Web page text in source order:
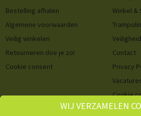
Bestelling afhalen
Algemene voorwaarden
Veilig winkelen
Retourneren doe je zo!
Cookie consent
Winkel &
Veiligheid
Contact
Privacy
Cookie
WIJ VERZAMELEN